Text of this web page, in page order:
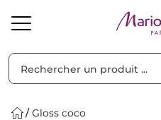
Gloss coco